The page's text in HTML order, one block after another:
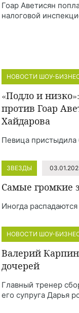
Гоар Аветисян
налоговой
НОВОСТИ ШОУ-
«Подло и
против Гоар
Хайдарова
Певица пристыдила
ЗВЕЗДЫ
Самые громкие
Иногда
НОВОСТИ ШОУ-
Валерий
дочерей
Главный тренер
его супруга Дарья